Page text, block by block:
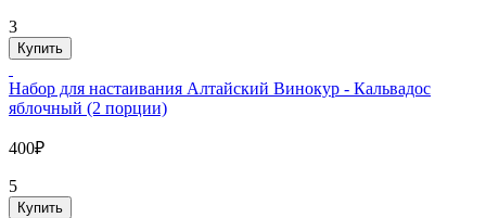
3
Купить
Набор для настаивания Алтайский Винокур - Кальвадос
яблочный (2 порции)
400₽
5
Купить